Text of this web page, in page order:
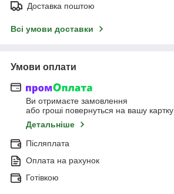
Доставка поштою
Всі умови доставки
Умови оплати
Ви отримаєте замовлення
або гроші повернуться на вашу картку
Детальніше
Післяплата
Оплата на рахунок
Готівкою